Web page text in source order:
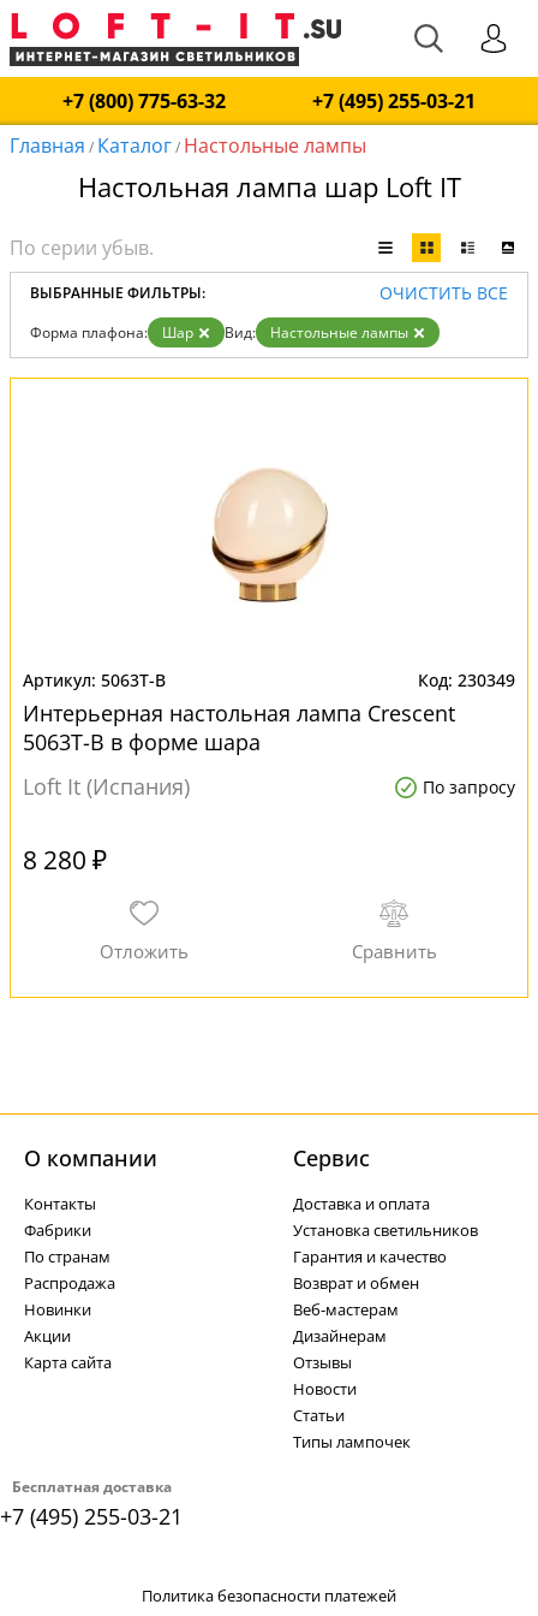
+7 (800) 775-63-32
+7 (495) 255-03-21
Главная / Каталог/ Настольные лампы
Настольная лампа шар Loft IT
ВЫБРАННЫЕ ФИЛЬТРЫ: ОЧИСТИТЬ ВСЕ
Форма плафона: Шар Вид: Настольные лампы
5063T-B 230349
Интерьерная настольная лампа Crescent
5063T-B в форме шара
Loft It (Испания)
По запросу
8 280 ₽
Бесплатная доставка
+7 (495) 255-03-21
О компании
Контакты
Фабрики
По странам
Распродажа
Новинки
Акции
Карта сайта
Cервис
Доставка и оплата
Установка светильников
Гарантия и качество
Возврат и обмен
Веб-мастерам
Дизайнерам
Отзывы
Новости
Статьи
Типы лампочек
Политика безопасности платежей